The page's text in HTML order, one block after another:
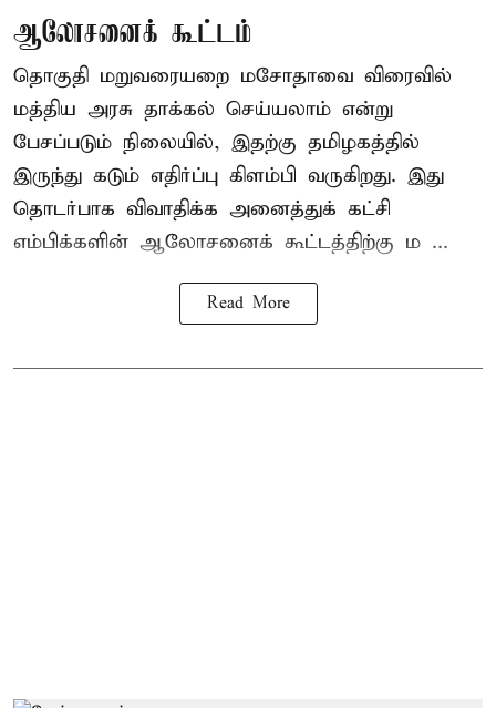
ஆலோசனைக் கூட்டம்
தொகுதி மறுவரையறை மசோதாவை விரைவில்
மத்திய அரசு தாக்கல் செய்யலாம் என்று
பேசப்படும் நிலையில், இதற்கு தமிழகத்தில்
இருந்து கடும் எதிர்ப்பு கிளம்பி வருகிறது. இது
தொடர்பாக விவாதிக்க அனைத்துக் கட்சி
எம்பிக்களின் ஆலோசனைக் கூட்டத்திற்கு ம ...
Read More